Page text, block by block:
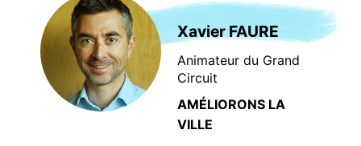
Xavier FAURE
Animateur du Grand
Circuit
AMÉLIORONS LA
VILLE